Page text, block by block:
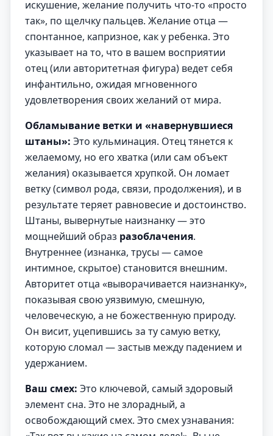
искушение, желание получить что-то «просто
так», по щелчку пальцев. Желание отца —
спонтанное, капризное, как у ребенка. Это
указывает на то, что в вашем восприятии
отец (или авторитетная фигура) ведет себя
инфантильно, ожидая мгновенного
удовлетворения своих желаний от мира.
Обламывание ветки и «навернувшиеся
штаны»: Это кульминация. Отец тянется к
желаемому, но его хватка (или сам объект
желания) оказывается хрупкой. Он ломает
ветку (символ рода, связи, продолжения), и в
результате теряет равновесие и достоинство.
Штаны, вывернутые наизнанку — это
мощнейший образ разоблачения.
Внутреннее (изнанка, трусы — самое
интимное, скрытое) становится внешним.
Авторитет отца «выворачивается наизнанку»,
показывая свою уязвимую, смешную,
человеческую, а не божественную природу.
Он висит, уцепившись за ту самую ветку,
которую сломал — застыв между падением и
удержанием.
Ваш смех: Это ключевой, самый здоровый
элемент сна. Это не злорадный, а
освобождающий смех. Это смех узнавания: